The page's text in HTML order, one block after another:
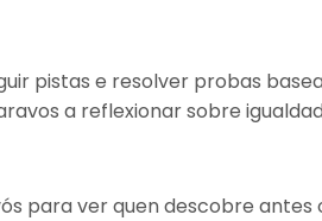
pistas e resolver probas
a reflexionar sobre
para ver quen descobre antes